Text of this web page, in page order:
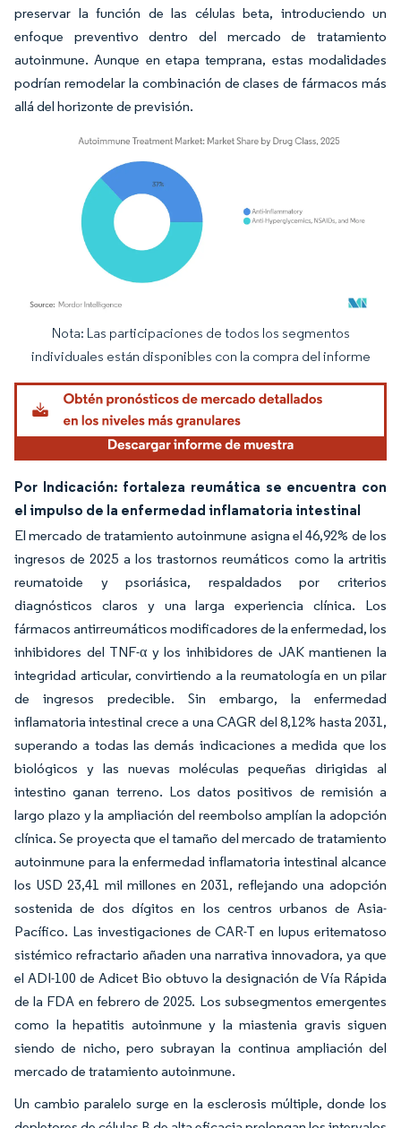
preservar la función de las células beta, introduciendo un
enfoque preventivo dentro del mercado de tratamiento
autoinmune. Aunque en etapa temprana, estas modalidades
podrían remodelar la combinación de clases de fármacos más
allá del horizonte de previsión.
Imagen © Mordor Intelligence. El uso requiere atribución según CC BY 4.0.
Nota: Las participaciones de todos los segmentos
individuales están disponibles con la compra del informe
Por Indicación: fortaleza reumática se encuentra con
el impulso de la enfermedad inflamatoria intestinal
El mercado de tratamiento autoinmune asigna el 46,92% de los
ingresos de 2025 a los trastornos reumáticos como la artritis
reumatoide y psoriásica, respaldados por criterios
diagnósticos claros y una larga experiencia clínica. Los
fármacos antirreumáticos modificadores de la enfermedad, los
inhibidores del TNF-α y los inhibidores de JAK mantienen la
integridad articular, convirtiendo a la reumatología en un pilar
de ingresos predecible. Sin embargo, la enfermedad
inflamatoria intestinal crece a una CAGR del 8,12% hasta 2031,
superando a todas las demás indicaciones a medida que los
biológicos y las nuevas moléculas pequeñas dirigidas al
intestino ganan terreno. Los datos positivos de remisión a
largo plazo y la ampliación del reembolso amplían la adopción
clínica. Se proyecta que el tamaño del mercado de tratamiento
autoinmune para la enfermedad inflamatoria intestinal alcance
los USD 23,41 mil millones en 2031, reflejando una adopción
sostenida de dos dígitos en los centros urbanos de Asia-
Pacífico. Las investigaciones de CAR-T en lupus eritematoso
sistémico refractario añaden una narrativa innovadora, ya que
el ADI-100 de Adicet Bio obtuvo la designación de Vía Rápida
de la FDA en febrero de 2025. Los subsegmentos emergentes
como la hepatitis autoinmune y la miastenia gravis siguen
siendo de nicho, pero subrayan la continua ampliación del
mercado de tratamiento autoinmune.
Un cambio paralelo surge en la esclerosis múltiple, donde los